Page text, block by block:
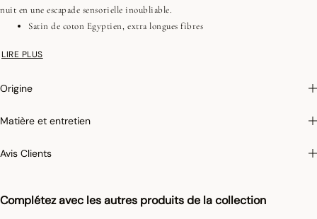
Complétez avec les autres produits de la collection
nuit en une escapade sensorielle inoubliable.
Satin de coton Egyptien, extra longues fibres
assurer une similitude parfaite avec le produit vendu, notamment en ce qui
LIRE PLUS
Origine
Matière et entretien
Avis Clients